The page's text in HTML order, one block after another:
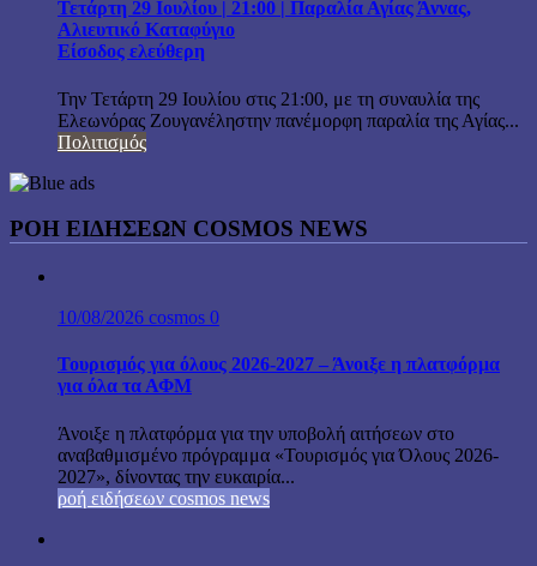
Τετάρτη 29 Ιουλίου | 21:00 | Παραλία Αγίας Άννας,
Αλιευτικό Καταφύγιο
Είσοδος ελεύθερη
Την Τετάρτη 29 Ιουλίου στις 21:00, με τη συναυλία της
Ελεωνόρας Ζουγανέληστην πανέμορφη παραλία της Αγίας...
Πολιτισμός
ΡΟΗ ΕΙΔΗΣΕΩΝ COSMOS NEWS
10/08/2026 cosmos 0
Τουρισμός για όλους 2026-2027 – Άνοιξε η πλατφόρμα
για όλα τα ΑΦΜ
Άνοιξε η πλατφόρμα για την υποβολή αιτήσεων στο
αναβαθμισμένο πρόγραμμα «Τουρισμός για Όλους 2026-
2027», δίνοντας την ευκαιρία...
ροή ειδήσεων cosmos news